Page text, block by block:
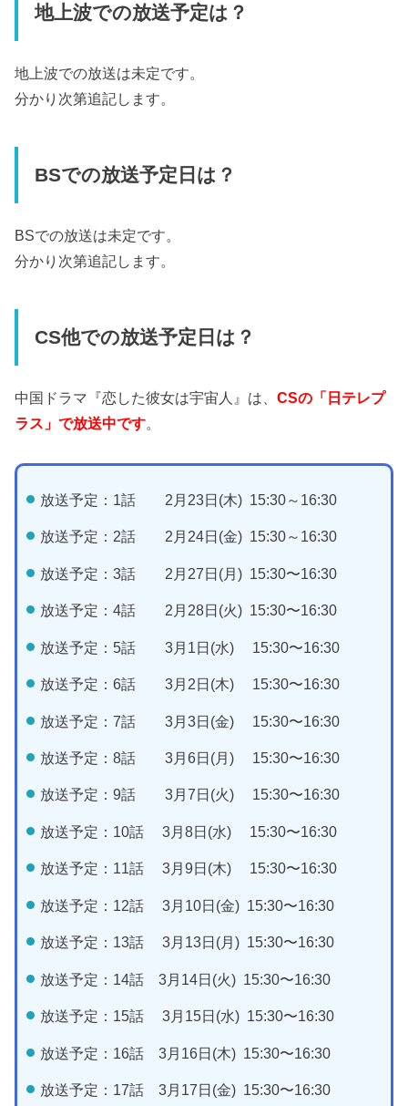
地上波での放送予定は？
地上波での放送は未定です。
分かり次第追記します。
BSでの放送予定日は？
BSでの放送は未定です。
分かり次第追記します。
CS他での放送予定日は？
中国ドラマ『恋した彼女は宇宙人』は、CSの「日テレプ
ラス」で放送中です。
放送予定：1話 2月23日(木) 15:30～16:30
放送予定：2話 2月24日(金) 15:30～16:30
放送予定：3話 2月27日(月) 15:30〜16:30
放送予定：4話 2月28日(火) 15:30〜16:30
放送予定：5話 3月1日(水) 15:30〜16:30
放送予定：6話 3月2日(木) 15:30〜16:30
放送予定：7話 3月3日(金) 15:30〜16:30
放送予定：8話 3月6日(月) 15:30〜16:30
放送予定：9話 3月7日(火) 15:30〜16:30
放送予定：10話 3月8日(水) 15:30〜16:30
放送予定：11話 3月9日(木) 15:30〜16:30
放送予定：12話 3月10日(金) 15:30〜16:30
放送予定：13話 3月13日(月) 15:30〜16:30
放送予定：14話 3月14日(火) 15:30〜16:30
放送予定：15話 3月15日(水) 15:30〜16:30
放送予定：16話 3月16日(木) 15:30〜16:30
放送予定：17話 3月17日(金) 15:30〜16:30